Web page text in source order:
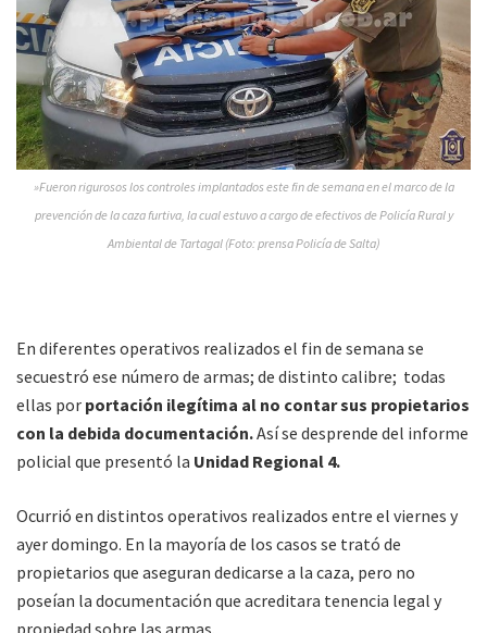
»Fueron rigurosos los controles implantados este fin de semana en el marco de la
prevención de la caza furtiva, la cual estuvo a cargo de efectivos de Policía Rural y
Ambiental de Tartagal (Foto: prensa Policía de Salta)
En diferentes operativos realizados el fin de semana se
secuestró ese número de armas; de distinto calibre; todas
ellas por portación ilegítima al no contar sus propietarios
con la debida documentación.Así se desprende del informe
policial que presentó la Unidad Regional 4.
Ocurrió en distintos operativos realizados entre el viernes y
ayer domingo. En la mayoría de los casos se trató de
propietarios que aseguran dedicarse a la caza, pero no
poseían la documentación que acreditara tenencia legal y